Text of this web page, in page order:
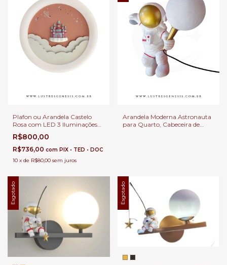
Plafon ou Arandela Castelo
Rosa com LED 3 Iluminações
para Quarto de Menina,
Cabeceira de Cama, Quarto e
Corredor
R$800,00
R$736,00 com PIX • TED • DOC
10 x de R$80,00 sem juros
Arandela Moderna Astronauta
para Quarto, Cabeceira de
Esgotado Esgotado